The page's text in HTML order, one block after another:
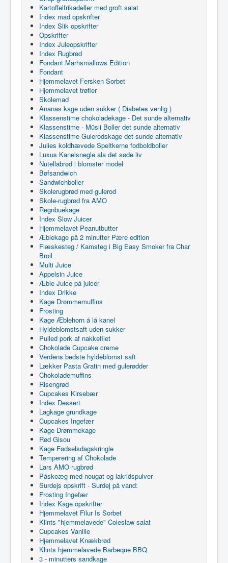
Kartoffelfrikadeller med groft salat
Index mad opskrifter
Index Slik opskrifter
Opskrifter
Index Juleopskrifter
Index Rugbrød
Fondant Marhsmallows Edition
Fondant
Hjemmelavet Fersken Sorbet
Hjemmelavet trøfler
Skolemad
Ananas kage uden sukker ( Diabetes venlig )
Klassenstime chokoladekage - Det sunde alternativ
Klassenstime - Müsli Boller det sunde alternativ
Klassenstime Gulerodskage det sunde alternativ
Julies koldhævede Speltkerne fodboldboller
Luxus Kanelsnegle ala det søde liv
Nutellabrød i blomster model
Bøfsandwich
Sandwichboller
Skolerugbrød med gulerod
Skole-rugbrød fra AMO
Regnbuekage
Index Slow Juicer
Hjemmelavet Peanutbutter
Æblekage på 2 minutter Pære edition
Flæskesteg / Kamsteg i Big Easy Smoker fra Char
Broil
Multi Juice
Appelsin Juice
Æble Juice på juicer
Index Drikke
Kage Drømmemuffins
Frosting
Kage Æblehorn á lá kanel
Hyldeblomstsaft uden sukker
Pulled pork af nakkefilet
Chokolade Cupcake creme
Verdens bedste hyldeblomst saft
Lækker Pasta Gratin med gulerødder
Chokolademuffins
Risengrød
Cupcakes Kirsebær
Index Dessert
Lagkage grundkage
Cupcakes Ingefær
Kage Drømmekage
Rød Gisou
Kage Fødselsdagskringle
Temperering af Chokolade
Lars AMO rugbrød
Påskeæg med nougat og lakridspulver
Surdejs opskrift - Surdej på vand:
Frosting Ingefær
Index Kage opskrifter
Hjemmelavet Filur Is Sorbet
Klints "hjemmelavede" Coleslaw salat
Cupcakes Vanille
Hjemmelavet Knækbrød
Klints hjemmelavede Barbeque BBQ
3 - minutters sandkage